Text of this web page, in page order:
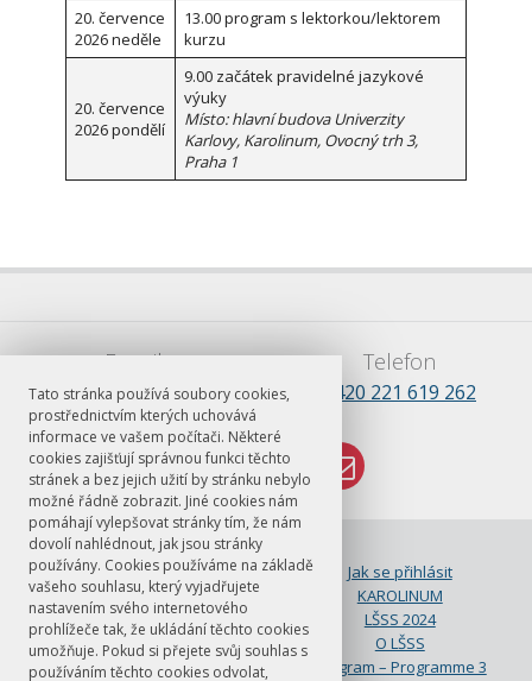
Tato stránka používá soubory cookies,
prostřednictvím kterých uchovává
informace ve vašem počítači. Některé
cookies zajišťují správnou funkci těchto
stránek a bez jejich užití by stránku nebylo
možné řádně zobrazit. Jiné cookies nám
pomáhají vylepšovat stránky tím, že nám
dovolí nahlédnout, jak jsou stránky
používány. Cookies používáme na základě
vašeho souhlasu, který vyjadřujete
nastavením svého internetového
prohlížeče tak, že ukládání těchto cookies
umožňuje. Pokud si přejete svůj souhlas s
používáním těchto cookies odvolat,
20. července
2026 neděle
13.00 program s lektorkou/lektorem
kurzu
20. července
2026 pondělí
9.00 začátek pravidelné jazykové
výuky
Místo: hlavní budova Univerzity
Karlovy, Karolinum, Ovocný trh 3,
Praha 1
E-mail
lsss.praha@ff.cuni.cz
Telefon
+420 221 619 262
© FF UK 2026
ČJ jako cizí jazyk na FF UK
Jak se přihlásit
Kalendář 2023
KAROLINUM
LŠSS 2023
LŠSS 2024
LŠSS program
O LŠSS
Praktické info
Program – Programme 3